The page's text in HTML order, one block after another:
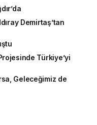
Demirtaş’tan
Türkiye’yi
Geleceğimiz de